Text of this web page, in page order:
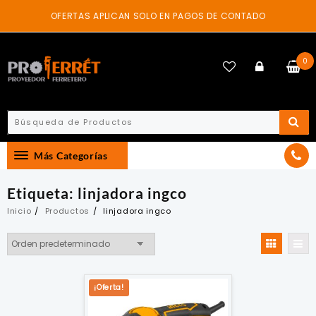
content
OFERTAS APLICAN SOLO EN PAGOS DE CONTADO
0
Más Categorías
Etiqueta: linjadora ingco
Inicio Productos linjadora ingco
¡Oferta!